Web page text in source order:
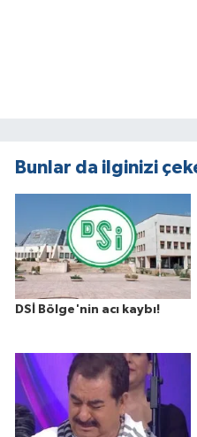
Bunlar da ilginizi
DSİ Bölge'nin acı kaybı!